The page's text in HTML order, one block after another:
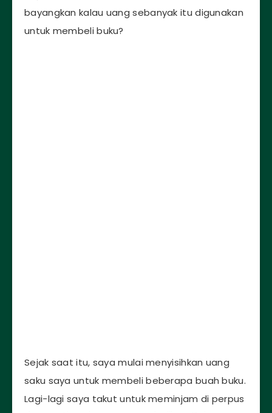
bayangkan kalau uang sebanyak itu digunakan
untuk membeli buku?
Sejak saat itu, saya mulai menyisihkan uang
saku saya untuk membeli beberapa buah buku.
Lagi-lagi saya takut untuk meminjam di perpus